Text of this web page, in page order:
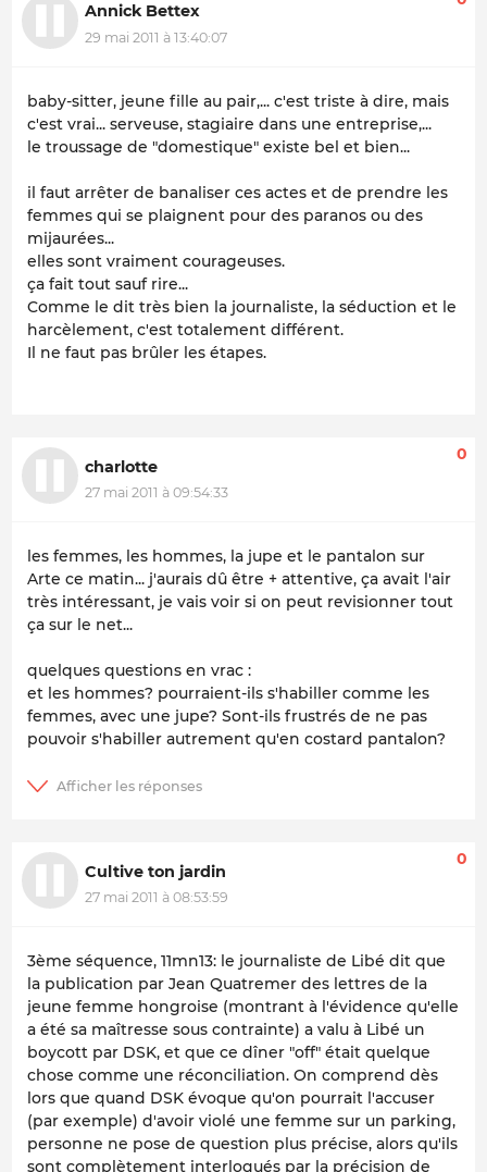
Annick Bettex
29 mai 2011 à 13:40:07
baby-sitter, jeune fille au pair,... c'est triste à dire, mais
c'est vrai... serveuse, stagiaire dans une entreprise,...
le troussage de "domestique" existe bel et bien...
il faut arrêter de banaliser ces actes et de prendre les
femmes qui se plaignent pour des paranos ou des
mijaurées...
elles sont vraiment courageuses.
ça fait tout sauf rire...
Comme le dit très bien la journaliste, la séduction et le
harcèlement, c'est totalement différent.
Il ne faut pas brûler les étapes.
charlotte
27 mai 2011 à 09:54:33
0
les femmes, les hommes, la jupe et le pantalon sur
Arte ce matin... j'aurais dû être + attentive, ça avait l'air
très intéressant, je vais voir si on peut revisionner tout
ça sur le net...
quelques questions en vrac :
et les hommes? pourraient-ils s'habiller comme les
femmes, avec une jupe? Sont-ils frustrés de ne pas
pouvoir s'habiller autrement qu'en costard pantalon?
Cultive ton jardin
27 mai 2011 à 08:53:59
0
3ème séquence, 11mn13: le journaliste de Libé dit que
la publication par Jean Quatremer des lettres de la
jeune femme hongroise (montrant à l'évidence qu'elle
a été sa maîtresse sous contrainte) a valu à Libé un
boycott par DSK, et que ce dîner "off" était quelque
chose comme une réconciliation. On comprend dès
lors que quand DSK évoque qu'on pourrait l'accuser
(par exemple) d'avoir violé une femme sur un parking,
personne ne pose de question plus précise, alors qu'ils
sont complètement interloqués par la précision de